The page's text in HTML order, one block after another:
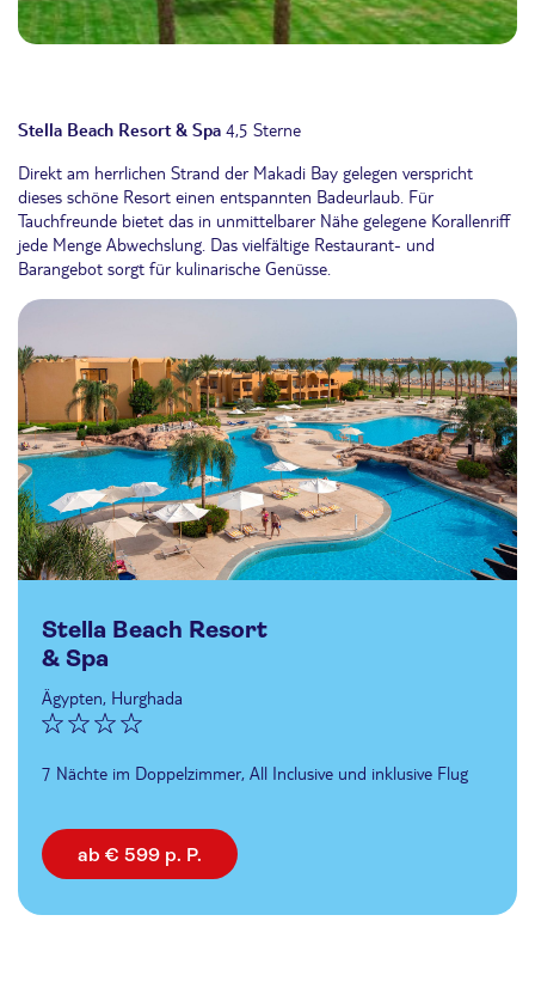
Stella Beach Resort & Spa 4,5 Sterne
Direkt am herrlichen Strand der Makadi Bay gelegen verspricht
dieses schöne Resort einen entspannten Badeurlaub. Für
Tauchfreunde bietet das in unmittelbarer Nähe gelegene Korallenriff
jede Menge Abwechslung. Das vielfältige Restaurant- und
Barangebot sorgt für kulinarische Genüsse.
Stella Beach Resort
& Spa
Ägypten, Hurghada
7 Nächte im Doppelzimmer, All Inclusive und inklusive Flug
ab € 599 p. P.